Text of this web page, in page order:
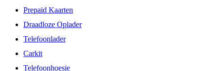
Prepaid Kaarten
Draadloze Oplader
Telefoonlader
Carkit
Telefoonhoesje